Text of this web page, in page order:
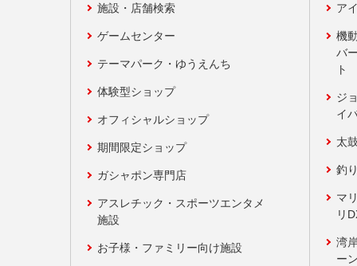
施設・店舗検索
ゲームセンター
テーマパーク・ゆうえんち
体験型ショップ
オフィシャルショップ
期間限定ショップ
ガシャポン専門店
アスレチック・スポーツエンタメ
施設
お子様・ファミリー向け施設
ア
機
バ
ト
ジ
イ
太
釣
マ
リ
湾
ー